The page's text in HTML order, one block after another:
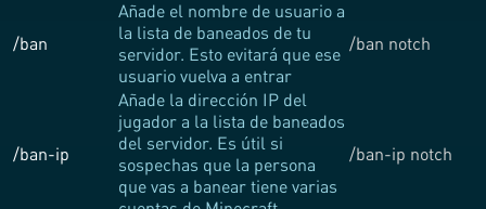
/ban
Añade el nombre de usuario a
la lista de baneados de tu
servidor. Esto evitará que ese
usuario vuelva a entrar
/ban notch
/ban-ip
Añade la dirección IP del
jugador a la lista de baneados
del servidor. Es útil si
sospechas que la persona
que vas a banear tiene varias
/ban-ip notch